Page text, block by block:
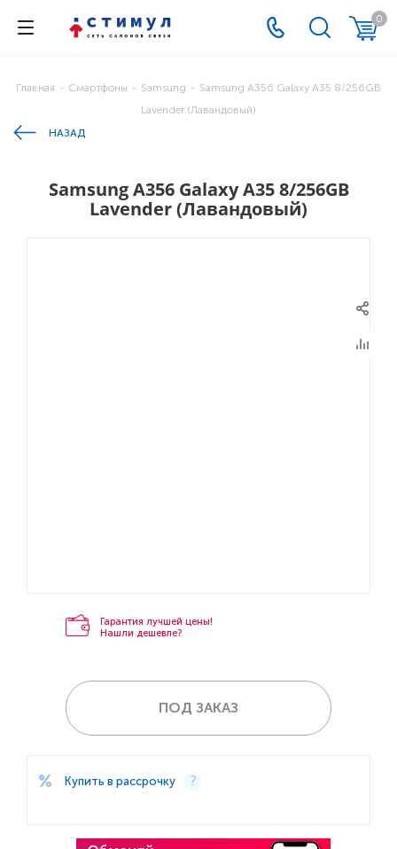
0
Главная - Смартфоны - Samsung - Samsung A356 Galaxy A35 8/256GB
Lavender (Лавандовый)
НАЗАД
Samsung A356 Galaxy A35 8/256GB
Lavender (Лавандовый)
Гарантия лучшей цены!
Нашли дешевле?
ПОД ЗАКАЗ
Купить в рассрочку